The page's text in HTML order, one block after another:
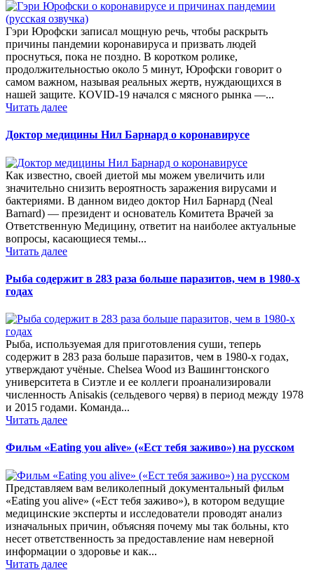
Гэри Юрофски записал мощную речь, чтобы раскрыть
причины пандемии коронавируса и призвать людей
проснуться, пока не поздно. В коротком ролике,
продолжительностью около 5 минут, Юрофски говорит о
самом важном, называя реальных жертв, нуждающихся в
нашей защите. КOVID-19 начался с мясного рынка —...
Читать далее
Доктор медицины Нил Барнард о коронавирусе
Как известно, своей диетой мы можем увеличить или
значительно снизить вероятность заражения вирусами и
бактериями. В данном видео доктор Нил Барнард (Neal
Barnard) — президент и основатель Комитета Врачей за
Ответственную Медицину, ответит на наиболее актуальные
вопросы, касающиеся темы...
Читать далее
Рыба содержит в 283 раза больше паразитов, чем в 1980-х
годах
Рыба, используемая для приготовления суши, теперь
содержит в 283 раза больше паразитов, чем в 1980-х годах,
утверждают учёные. Chelsea Wood из Вашингтонского
университета в Сиэтле и ее коллеги проанализировали
численность Anisakis (сельдевого червя) в период между 1978
и 2015 годами. Команда...
Читать далее
Фильм «Еаting you аlivе» («Ест тебя заживо») на русском
Представляем вам великолепный документальный фильм
«Еаting you аlivе» («Ест тебя заживо»), в котором ведущие
медицинские эксперты и исследователи проводят анализ
изначальных причин, объясняя почему мы так больны, кто
несет ответственность за предоставление нам неверной
информации о здоровье и как...
Читать далее